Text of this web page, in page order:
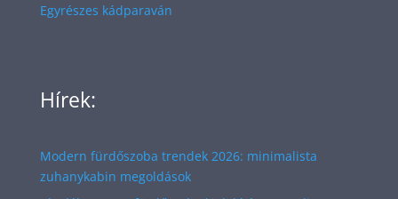
Egyrészes kádparaván
Hírek:
Modern fürdőszoba trendek 2026: minimalista
zuhanykabin megoldások